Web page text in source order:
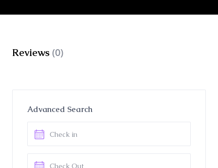
Reviews (0)
Advanced Search